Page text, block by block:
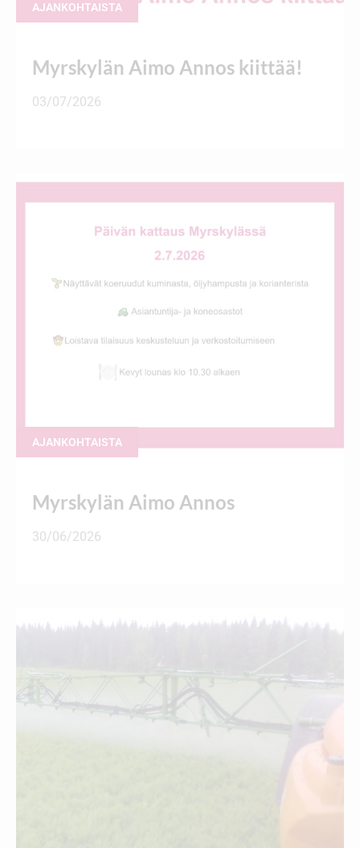
AJANKOHTAISTA
Myrskylän Aimo Annos kiittää!
03/07/2026
AJANKOHTAISTA
Myrskylän Aimo Annos
30/06/2026